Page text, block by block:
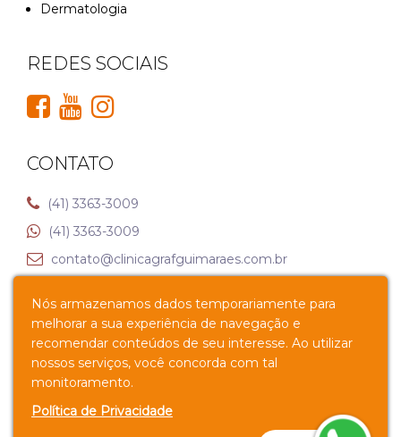
Dermatologia
REDES SOCIAIS
CONTATO
(41) 3363-3009
(41) 3363-3009
contato@clinicagrafguimaraes.com.br
Av. Senador Souza Naves, 1025 – Alto da XV, Curitiba –
Nós armazenamos dados temporariamente para
melhorar a sua experiência de navegação e
recomendar conteúdos de seu interesse. Ao utilizar
nossos serviços, você concorda com tal
monitoramento.
Política de Privacidade